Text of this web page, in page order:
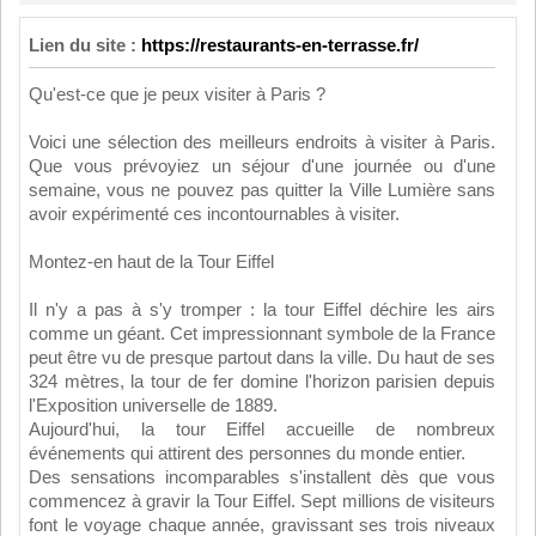
Lien du site : https://restaurants-en-terrasse.fr/
Qu'est-ce que je peux visiter à Paris ?
Voici une sélection des meilleurs endroits à visiter à Paris.
Que vous prévoyiez un séjour d'une journée ou d'une
semaine, vous ne pouvez pas quitter la Ville Lumière sans
avoir expérimenté ces incontournables à visiter.
Montez-en haut de la Tour Eiffel
Il n'y a pas à s'y tromper : la tour Eiffel déchire les airs
comme un géant. Cet impressionnant symbole de la France
peut être vu de presque partout dans la ville. Du haut de ses
324 mètres, la tour de fer domine l'horizon parisien depuis
l'Exposition universelle de 1889.
Aujourd'hui, la tour Eiffel accueille de nombreux
événements qui attirent des personnes du monde entier.
Des sensations incomparables s'installent dès que vous
commencez à gravir la Tour Eiffel. Sept millions de visiteurs
font le voyage chaque année, gravissant ses trois niveaux